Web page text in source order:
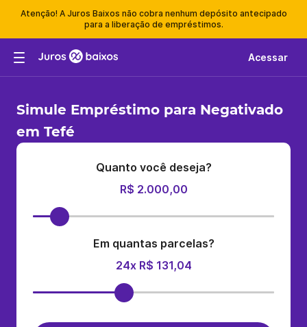
Atenção! A Juros Baixos não cobra nenhum depósito antecipado
para a liberação de empréstimos.
Acessar
Simule Empréstimo para Negativado
em Tefé
Quanto você deseja?
R$ 2.000,00
Em quantas parcelas?
24x R$ 131,04